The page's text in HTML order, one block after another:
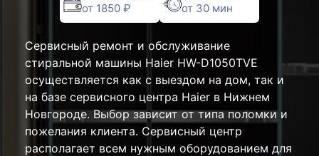
от 1850 ₽ от 30 мин
Сервисный ремонт и обслуживание
стиральной машины Haier HW-D1050TVE
осуществляется как с выездом на дом, так и
на базе сервисного центра Haier в Нижнем
Новгороде. Выбор зависит от типа поломки и
пожелания клиента. Сервисный центр
располагает всем нужным оборудованием для